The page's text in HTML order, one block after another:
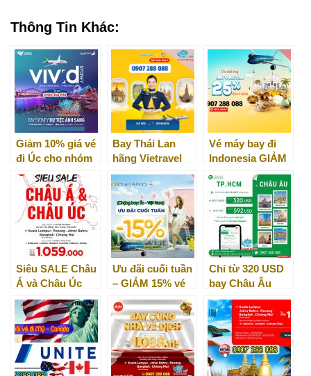
Thông Tin Khác:
Giảm 10% giá vé
đi Úc cho nhóm
2 người trở lên
Bay Thái Lan
hãng Vietravel
Airlines – trọn
niềm vui với loạt
vé bay giá rẻ
Vé máy bay đi
Indonesia GIẢM
25% từ Vietnam
Airlines
Siêu SALE Châu
Á và Châu Úc
cùng Air Asia
Ưu đãi cuối tuần
– GIẢM 15% vé
bay Úc về Việt
Nam
Chỉ từ 320 USD
bay Châu Âu
cùng
Turkmenistan
Airlines